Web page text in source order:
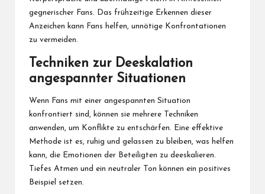
gegnerischer Fans. Das frühzeitige Erkennen dieser
Anzeichen kann Fans helfen, unnötige Konfrontationen
zu vermeiden.
Techniken zur Deeskalation
angespannter Situationen
Wenn Fans mit einer angespannten Situation
konfrontiert sind, können sie mehrere Techniken
anwenden, um Konflikte zu entschärfen. Eine effektive
Methode ist es, ruhig und gelassen zu bleiben, was helfen
kann, die Emotionen der Beteiligten zu deeskalieren.
Tiefes Atmen und ein neutraler Ton können ein positives
Beispiel setzen.